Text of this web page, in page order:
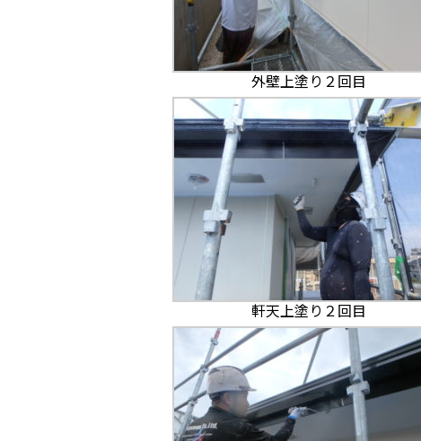
外壁上塗り２回目
軒天上塗り２回目